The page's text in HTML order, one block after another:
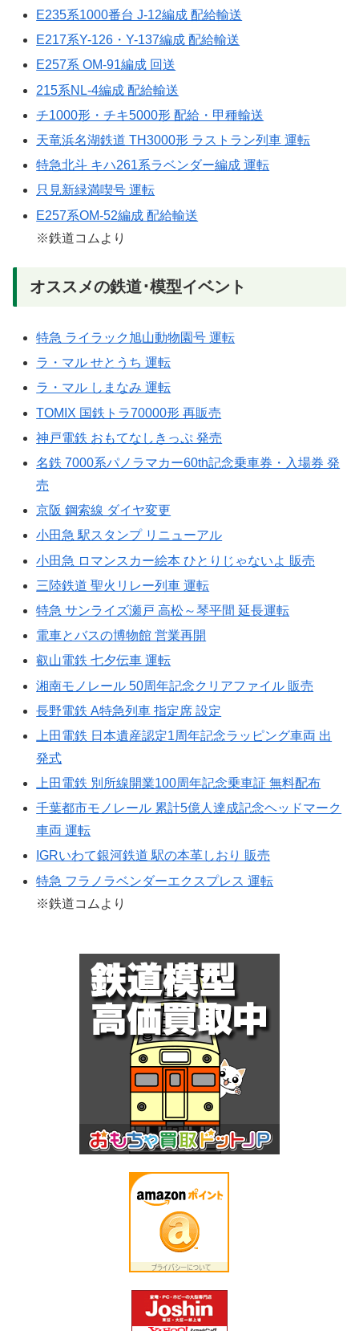
E235系1000番台 J-12編成 配給輸送
E217系Y-126・Y-137編成 配給輸送
E257系 OM-91編成 回送
215系NL-4編成 配給輸送
チ1000形・チキ5000形 配給・甲種輸送
天竜浜名湖鉄道 TH3000形 ラストラン列車 運転
特急北斗 キハ261系ラベンダー編成 運転
只見新緑満喫号 運転
E257系OM-52編成 配給輸送
※鉄道コムより
オススメの鉄道･模型イベント
特急 ライラック旭山動物園号 運転
ラ・マル せとうち 運転
ラ・マル しまなみ 運転
TOMIX 国鉄トラ70000形 再販売
神戸電鉄 おもてなしきっぷ 発売
名鉄 7000系パノラマカー60th記念乗車券・入場券 発
売
京阪 鋼索線 ダイヤ変更
小田急 駅スタンプ リニューアル
小田急 ロマンスカー絵本 ひとりじゃないよ 販売
三陸鉄道 聖火リレー列車 運転
特急 サンライズ瀬戸 高松～琴平間 延長運転
電車とバスの博物館 営業再開
叡山電鉄 七夕伝車 運転
湘南モノレール 50周年記念クリアファイル 販売
長野電鉄 A特急列車 指定席 設定
上田電鉄 日本遺産認定1周年記念ラッピング車両 出
発式
上田電鉄 別所線開業100周年記念乗車証 無料配布
千葉都市モノレール 累計5億人達成記念ヘッドマーク
車両 運転
IGRいわて銀河鉄道 駅の本革しおり 販売
特急 フラノラベンダーエクスプレス 運転
※鉄道コムより